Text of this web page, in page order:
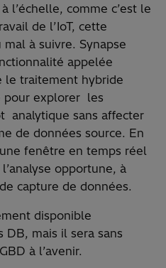
l’échelle, comme c’est le
de l’IoT, cette
à suivre. Synapse
appelée
le traitement hybride
pour explorer les
analytique sans affecter
de données source. En
fenêtre en temps réel
opportune, à
capture de données.
disponible
DB, mais il sera sans
à l’avenir.